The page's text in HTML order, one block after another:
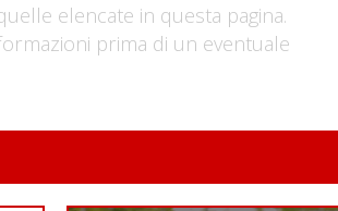
elencate in questa pagina.
prima di un eventuale